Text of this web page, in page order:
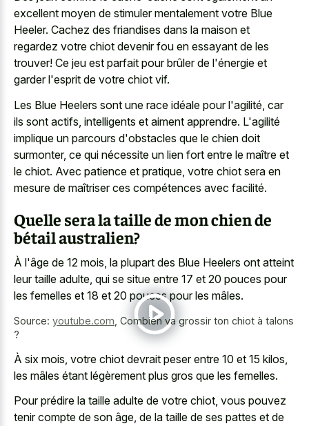
excellent moyen de stimuler mentalement votre Blue
Heeler. Cachez des friandises dans la maison et
regardez votre chiot devenir fou en essayant de les
trouver! Ce jeu est parfait pour brûler de l'énergie et
garder l'esprit de votre chiot vif.
Les Blue Heelers sont une race idéale pour l'agilité, car
ils sont actifs, intelligents et aiment apprendre. L'agilité
implique un parcours d'obstacles que le chien doit
surmonter, ce qui nécessite un lien fort entre le maître et
le chiot. Avec patience et pratique, votre chiot sera en
mesure de maîtriser ces compétences avec facilité.
Quelle sera la taille de mon chien de
bétail australien?
À l'âge de 12 mois, la plupart des Blue Heelers ont atteint
leur taille adulte, qui se situe entre 17 et 20 pouces pour
les femelles et 18 et 20 pouces pour les mâles.
Source: youtube.com Combien va grossir ton chiot à talons
?
À six mois, votre chiot devrait peser entre 10 et 15 kilos,
les mâles étant légèrement plus gros que les femelles.
Pour prédire la taille adulte de votre chiot, vous pouvez
tenir compte de son âge, de la taille de ses pattes et de